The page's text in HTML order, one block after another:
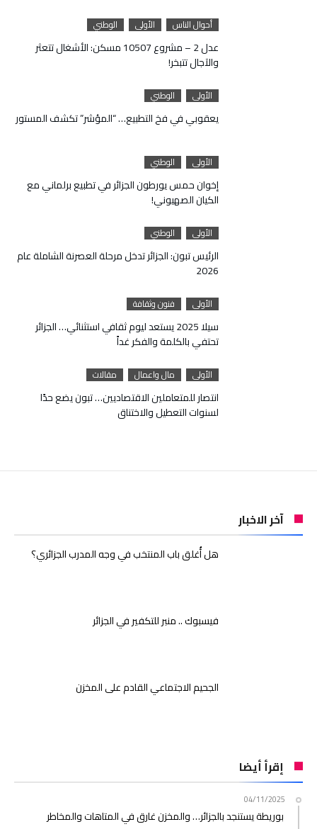
أحوال الناس الأولى الوطني
عدل 2 – مشروع 10507 مسكن: الأشغال تتعثر
والآجال تتبخر!
الأولى الوطني
يعقوبي في فخ التطبيع… “المؤشر” تكشف المستور
الأولى الوطني
إخوان حمس يورطون الجزائر في تطبيع برلماني مع
الكيان الصهيوني!
الأولى الوطني
الرئيس تبون: الجزائر تدخل مرحلة العصرنة الشاملة عام
2026
الأولى فنون وثقافة
سيلا 2025 يستعد ليوم ثقافي استثنائي… الجزائر
تحتفي بالكلمة والفكر غداً
الأولى مال واعمال مقالات
انتصار للمتعاملين الاقتصاديين… تبون يضع حدًا
لسنوات التعطيل والاختناق
آخر الاخبار
هل أُغلق باب المنتخب في وجه المدرب الجزائري؟
فيسبوك .. منبر للتكفير في الجزائر
الجحيم الاجتماعي القادم على المخزن
إقرأ أيضا
04/11/2025
بوريطة يستنجد بالجزائر… والمخزن غارق في المتاهات والمخاطر